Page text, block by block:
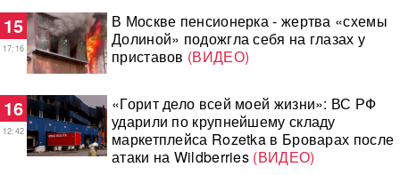
15
17:16
В Москве пенсионерка - жертва «схемы
Долиной» подожгла себя на глазах у
приставов (ВИДЕО)
16
12:42
«Горит дело всей моей жизни»: ВС РФ
ударили по крупнейшему складу
маркетплейса Rozetka в Броварах после
атаки на Wildberries (ВИДЕО)